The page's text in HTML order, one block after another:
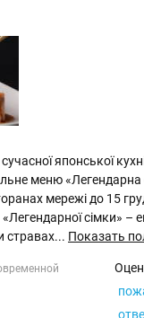
японської
меню «Легендарна
мережі до 15
сімки» –
стравах... Показать